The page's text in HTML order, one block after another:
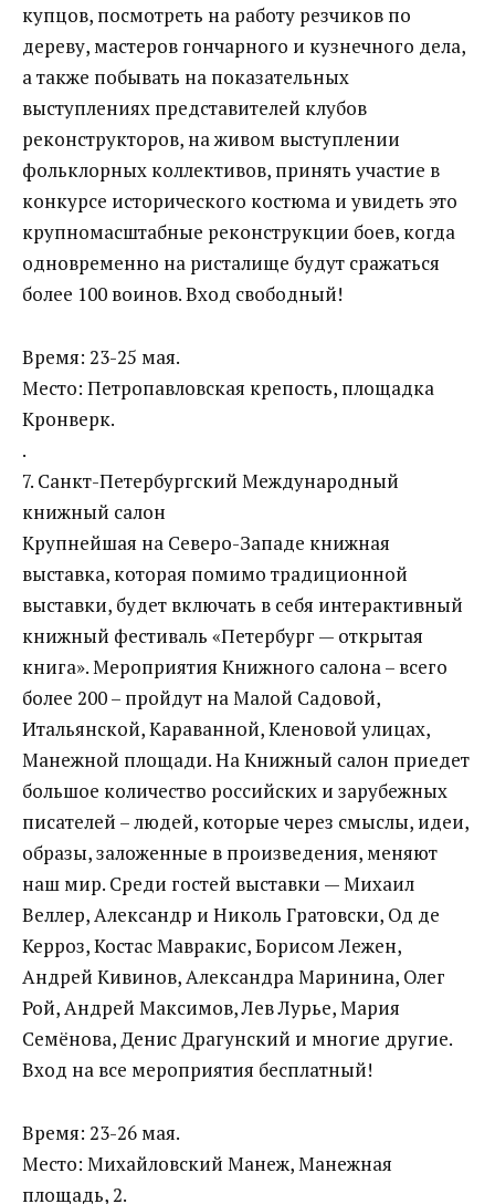
купцов, посмотреть на работу резчиков по
дереву, мастеров гончарного и кузнечного дела,
а также побывать на показательных
выступлениях представителей клубов
реконструкторов, на живом выступлении
фольклорных коллективов, принять участие в
конкурсе исторического костюма и увидеть это
крупномасштабные реконструкции боев, когда
одновременно на ристалище будут сражаться
более 100 воинов. Вход свободный!
Время: 23-25 мая.
Место: Петропавловская крепость, площадка
Кронверк.
.
7. Санкт-Петербургский Международный
книжный салон
Крупнейшая на Северо-Западе книжная
выставка, которая помимо традиционной
выставки, будет включать в себя интерактивный
книжный фестиваль «Петербург — открытая
книга». Мероприятия Книжного салона – всего
более 200 – пройдут на Малой Садовой,
Итальянской, Караванной, Кленовой улицах,
Манежной площади. На Книжный салон приедет
большое количество российских и зарубежных
писателей – людей, которые через смыслы, идеи,
образы, заложенные в произведения, меняют
наш мир. Среди гостей выставки — Михаил
Веллер, Александр и Николь Гратовски, Од де
Керроз, Костас Мавракис, Борисом Лежен,
Андрей Кивинов, Александра Маринина, Олег
Рой, Андрей Максимов, Лев Лурье, Мария
Семёнова, Денис Драгунский и многие другие.
Вход на все мероприятия бесплатный!
Время: 23-26 мая.
Место: Михайловский Манеж, Манежная
площадь, 2.